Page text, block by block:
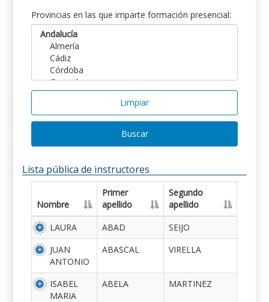
Provincias en las que imparte formación presencial:
Limpiar
Buscar
Lista pública de instructores
Nombre
Primer
apellido
Segundo
apellido
LAURA
ABAD
SEIJO
JUAN
ANTONIO
ABASCAL VIRELLA
ISABEL
MARIA
ABELA MARTINEZ